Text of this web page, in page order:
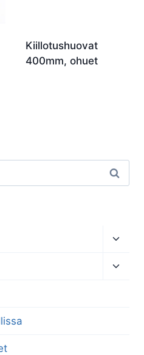
Kiillotushuovat
400mm, ohuet
Haku
menu